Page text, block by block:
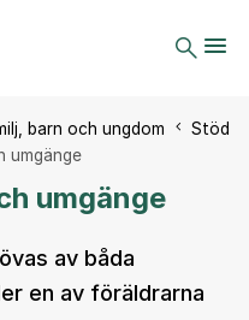
barn och ungdom
Stöd
umgänge
umgänge
av båda
en av föräldrarna